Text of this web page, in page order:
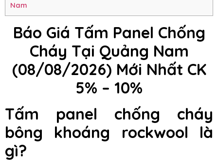
Nam
Báo Giá Tấm Panel Chống
Cháy Tại Quảng Nam
(08/08/2026) Mới Nhất CK
5% – 10%
Tấm panel chống cháy
bông khoáng rockwool là
gì?